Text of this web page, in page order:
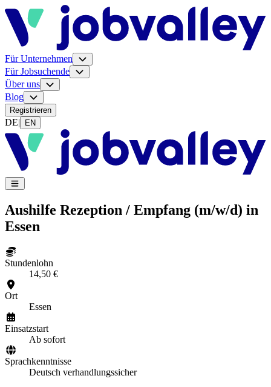
Für Unternehmen
Für Jobsuchende
Über uns
Blog
Registrieren
DE| EN
Aushilfe Rezeption / Empfang (m/w/d) in
Essen
Stundenlohn
14,50 €
Ort
Essen
Einsatzstart
Ab sofort
Sprachkenntnisse
Deutsch verhandlungssicher